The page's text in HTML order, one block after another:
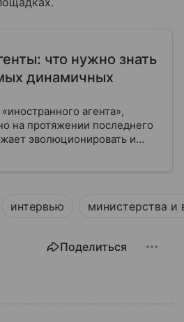
что нужно знать
динамичных
агента»,
на протяжении последнего
эволюционировать и
влияние на деятельность
его юридических оснований,
интервью министерства и
Поделиться